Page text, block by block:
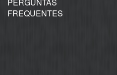
FREQUENTES